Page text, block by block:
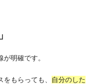
明確です。
もらっても、
自分のした